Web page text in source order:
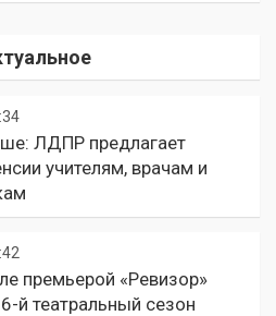
ЛДПР предлагает
учителям, врачам и
премьерой «Ревизор»
й театральный сезон